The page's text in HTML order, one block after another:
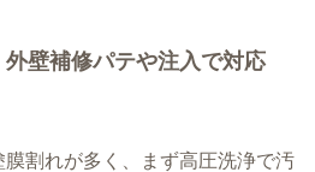
壁補修パテや注入で対応
割れが多く、まず高圧洗浄で汚